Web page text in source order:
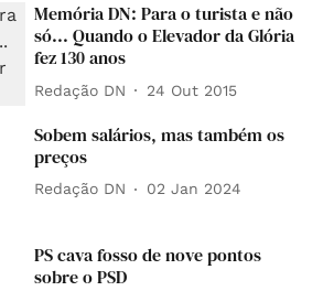
Memória DN: Para o turista e não
só... Quando o Elevador da Glória
fez 130 anos
Redação DN 24 Out 2015
Sobem salários, mas também os
preços
Redação DN 02 Jan 2024
PS cava fosso de nove pontos
sobre o PSD